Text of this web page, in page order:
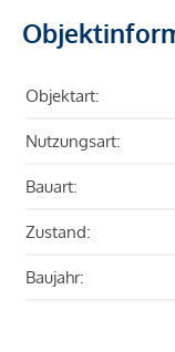
Objektart:
Nutzungsart:
Bauart:
Zustand:
Baujahr: